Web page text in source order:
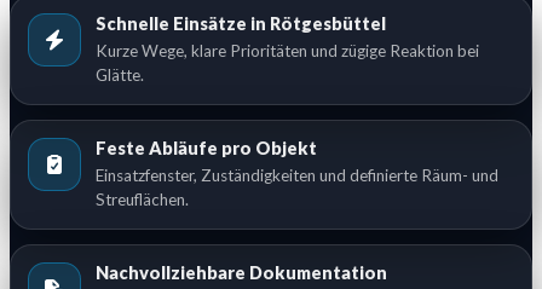
Schnelle Einsätze in Rötgesbüttel
Kurze Wege, klare Prioritäten und zügige Reaktion bei
Glätte.
Feste Abläufe pro Objekt
Einsatzfenster, Zuständigkeiten und definierte Räum- und
Streuflächen.
Nachvollziehbare Dokumentation